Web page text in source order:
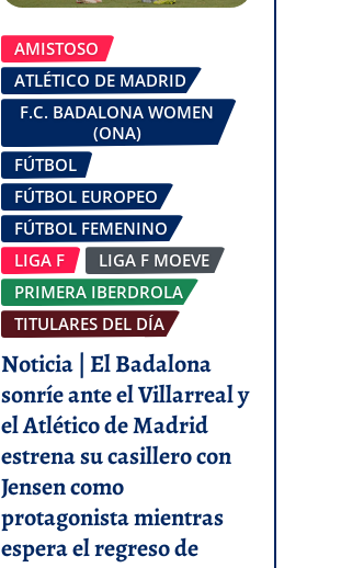
AMISTOSO
ATLÉTICO DE MADRID
F.C. BADALONA WOMEN
(ONA)
FÚTBOL
FÚTBOL EUROPEO
FÚTBOL FEMENINO
LIGA F
LIGA F MOEVE
PRIMERA IBERDROLA
TITULARES DEL DÍA
Noticia | El Badalona
sonríe ante el Villarreal y
el Atlético de Madrid
estrena su casillero con
Jensen como
protagonista mientras
espera el regreso de